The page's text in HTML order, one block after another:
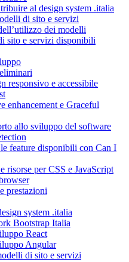
al design system .italia
di sito e servizi
dei modelli
sito e servizi disponibili
responsivo e accessibile
enhancement e Graceful
allo sviluppo del software
feature disponibili con Can I
risorse per CSS e JavaScript
prestazioni
system .italia
Bootstrap Italia
React
Angular
di sito e servizi